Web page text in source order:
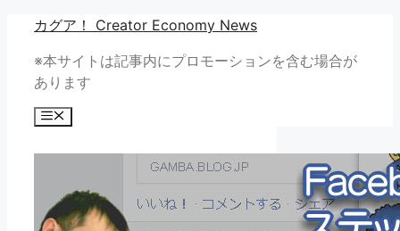
カグア！ Creator Economy News
※本サイトは記事内にプロモーションを含む場合が
あります
メ